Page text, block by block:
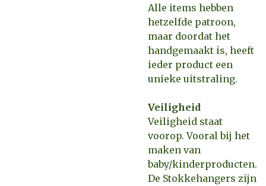
Alle items hebben
hetzelfde patroon,
maar doordat het
handgemaakt is, heeft
ieder product een
unieke uitstraling.
Veiligheid
Veiligheid staat
voorop. Vooral bij het
maken van
baby/kinderproducten.
De Stokkehangers zijn